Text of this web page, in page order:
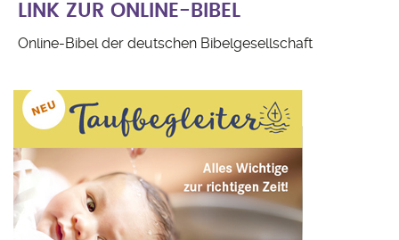
LINK ZUR ONLINE-BIBEL
Online-Bibel der deutschen Bibelgesellschaft